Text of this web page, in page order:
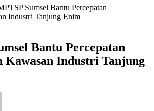
Sumsel Bantu Percepatan
Industri Tanjung Enim
Bantu Percepatan
Kawasan Industri Tanjung